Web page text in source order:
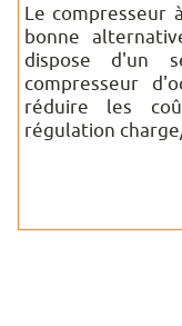
Le compresseur
bonne
dispose d'un
compresseur
réduire les
régulation